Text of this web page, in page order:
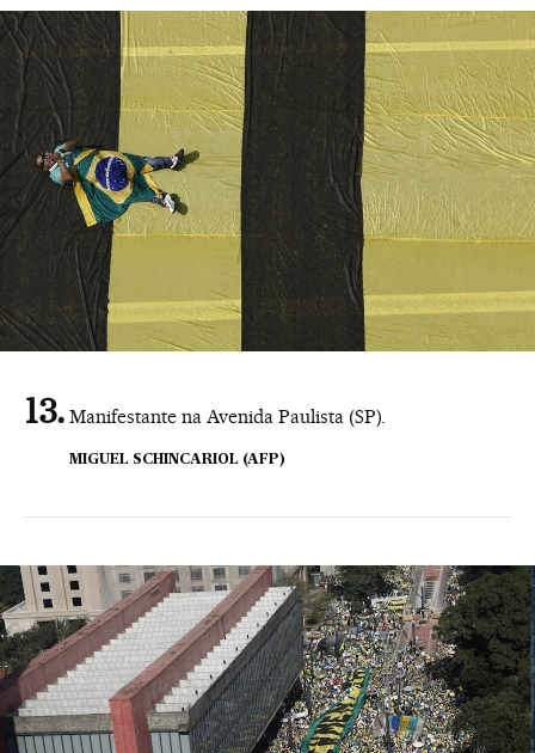
Manifestante na Avenida Paulista (SP).
MIGUEL SCHINCARIOL (AFP)